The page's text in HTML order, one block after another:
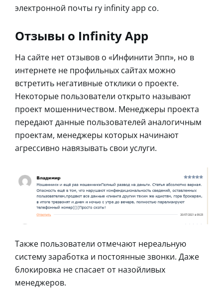
электронной почты ry infinity app co.
Отзывы о Infinity App
На сайте нет отзывов о «Инфинити Эпп», но в
интернете не профильных сайтах можно
встретить негативные отклики о проекте.
Некоторые пользователи открыто называют
проект мошенничеством. Менеджеры проекта
передают данные пользователей аналогичным
проектам, менеджеры которых начинают
агрессивно навязывать свои услуги.
Также пользователи отмечают нереальную
систему заработка и постоянные звонки. Даже
блокировка не спасает от назойливых
менеджеров.